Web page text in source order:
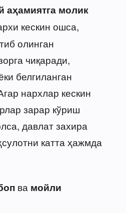
аҳамиятга молик
кескин ошса,
олинган
чиқаради,
белгиланган
нархлар кескин
зарар кўриш
давлат захира
катта ҳажмда
ва мойли